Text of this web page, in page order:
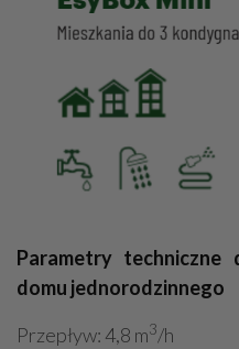
Parametry
domu jednorodzinnego
Przepływ: 4,8 m3/h